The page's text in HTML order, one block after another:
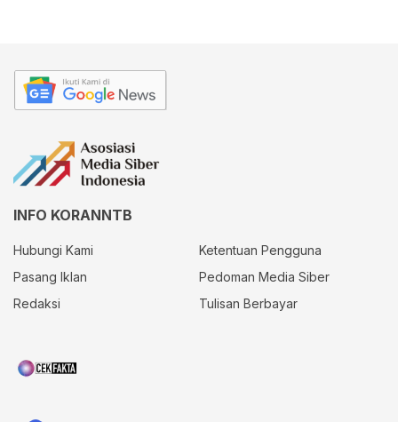
INFO KORANNTB
Hubungi Kami
Ketentuan Pengguna
Pasang Iklan
Pedoman Media Siber
Redaksi
Tulisan Berbayar